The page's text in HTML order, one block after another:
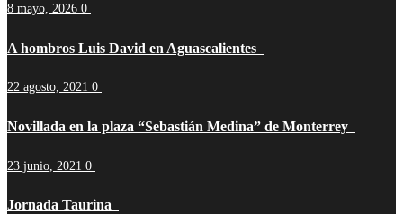
8 mayo, 2026 0
A hombros Luis David en Aguascalientes
22 agosto, 2021 0
Novillada en la plaza “Sebastián Medina” de Monterrey
23 junio, 2021 0
Jornada Taurina